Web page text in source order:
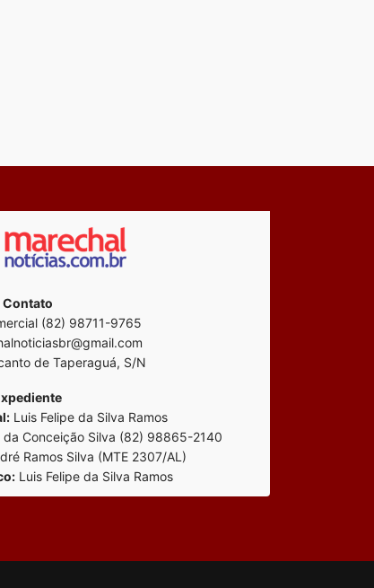
Contato
(82) 98711-9765
de Taperaguá, S/N
Luis Felipe da Silva Ramos
Conceição Silva (82) 98865-2140
Ramos Silva (MTE 2307/AL)
Luis Felipe da Silva Ramos